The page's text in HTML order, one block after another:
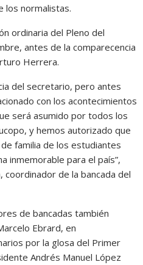
los normalistas.
ordinaria del Pleno del
antes de la comparecencia
Herrera.
del secretario, pero antes
con los acontecimientos
será asumido por todos los
y hemos autorizado que
familia de los estudiantes
inmemorable para el país”,
coordinador de la bancada del
de bancadas también
Ebrard, en
por la glosa del Primer
Andrés Manuel López